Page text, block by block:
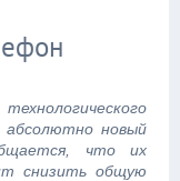
новый
что их
снизить общую